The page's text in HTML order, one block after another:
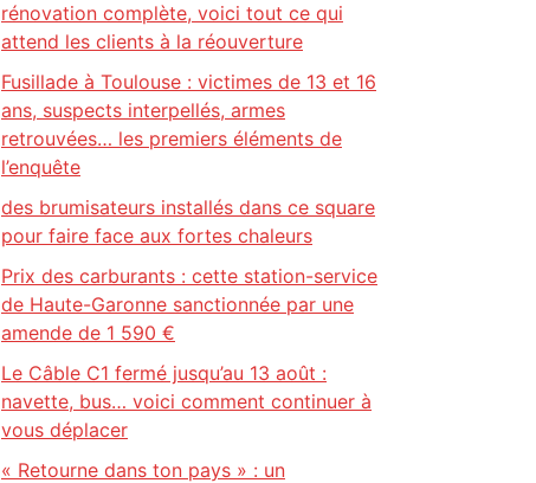
rénovation complète, voici tout ce qui
attend les clients à la réouverture
Fusillade à Toulouse : victimes de 13 et 16
ans, suspects interpellés, armes
retrouvées… les premiers éléments de
l’enquête
des brumisateurs installés dans ce square
pour faire face aux fortes chaleurs
Prix des carburants : cette station-service
de Haute-Garonne sanctionnée par une
amende de 1 590 €
Le Câble C1 fermé jusqu’au 13 août :
navette, bus… voici comment continuer à
vous déplacer
« Retourne dans ton pays » : un